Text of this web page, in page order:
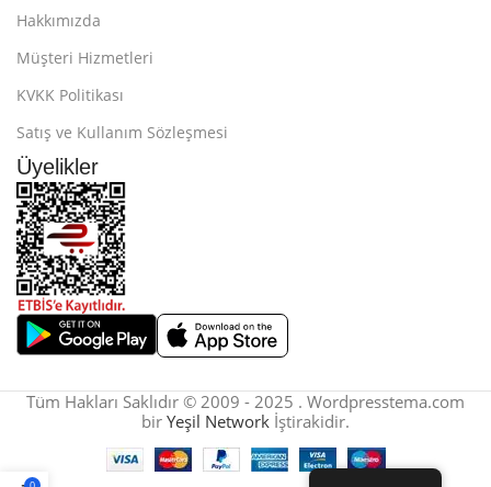
Hakkımızda
Müşteri Hizmetleri
KVKK Politikası
Satış ve Kullanım Sözleşmesi
Üyelikler
Tüm Hakları Saklıdır © 2009 - 2025 . Wordpresstema.com
bir Yeşil Network İştirakidir.